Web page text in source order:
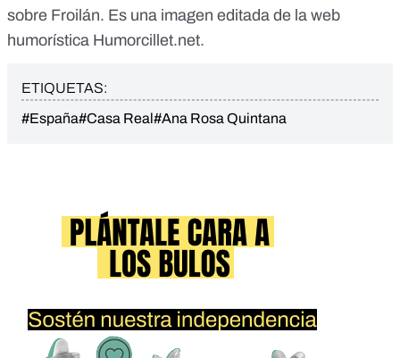
sobre Froilán. Es una imagen editada de la web
humorística Humorcillet.net.
ETIQUETAS:
#España#Casa Real#Ana Rosa Quintana